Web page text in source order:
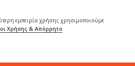
εμπειρία χρήσης χρησιμοποιούμε
Χρήσης & Απόρρητο